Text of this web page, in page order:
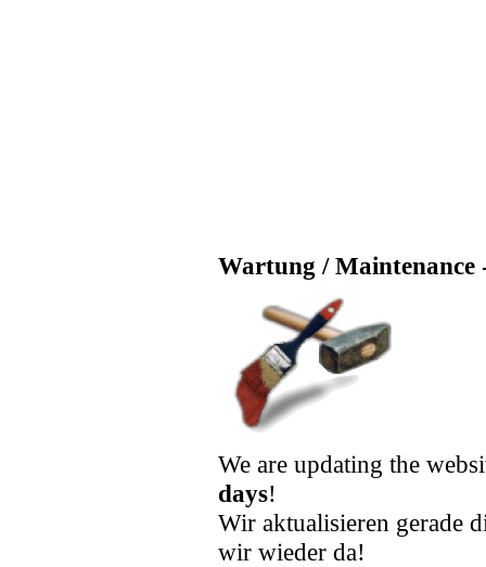
Wartung / Maintenance
We are updating the
days!
Wir aktualisieren gerade
wir wieder da!